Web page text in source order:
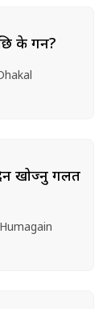
के गर्ने?
खोज्नु गलत